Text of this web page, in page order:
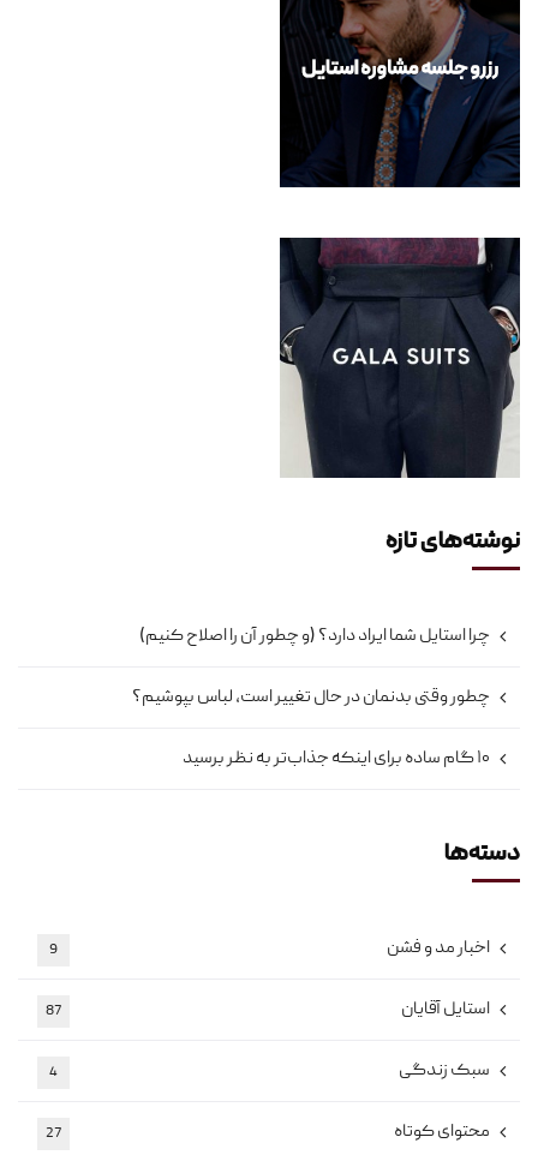
نوشته‌های تازه
چرا استایل شما ایراد دارد؟ (و چطور آن را اصلاح کنیم)
چطور وقتی بدنمان در حال تغییر است، لباس بپوشیم؟
۱۰ گام ساده برای اینکه جذاب‌تر به نظر برسید
دسته‌ها
اخبار مد و فشن 9
استایل آقایان 87
سبک زندگی 4
محتوای کوتاه 27